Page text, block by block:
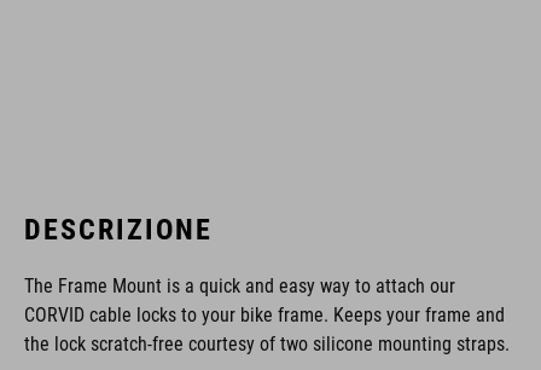
DESCRIZIONE
The Frame Mount is a quick and easy way to attach our
CORVID cable locks to your bike frame. Keeps your frame and
the lock scratch-free courtesy of two silicone mounting straps.